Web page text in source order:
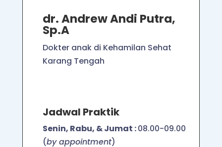
dr.Andrew Andi Putra,
Sp.A
Dokter anak di Kehamilan Sehat
Karang Tengah
Jadwal Praktik
Senin, Rabu, & Jumat :08.00-09.00
(by appointment)